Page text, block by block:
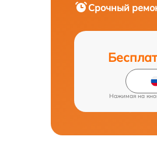
Срочный
Нажимая на